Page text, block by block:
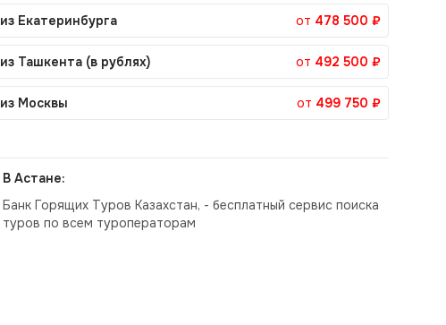
из Екатеринбурга от 478 500 ₽
из Ташкента (в рублях) от 492 500 ₽
из Москвы от 499 750 ₽
В Астане:
Банк Горящих Туров Казахстан, - бесплатный сервис поиска
туров по всем туроператорам